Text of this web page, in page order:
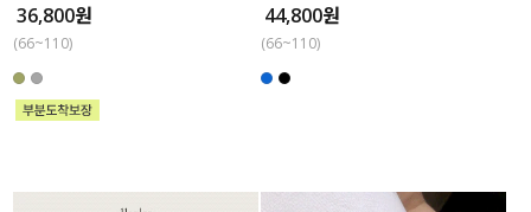
36,800원
(66~110)
44,800원
(66~110)